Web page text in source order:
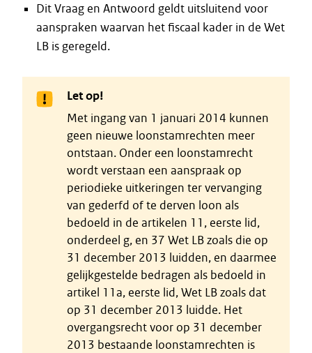
Dit Vraag en Antwoord geldt uitsluitend voor
aanspraken waarvan het fiscaal kader in de Wet
LB is geregeld.
Let op!
Met ingang van 1 januari 2014 kunnen
geen nieuwe loonstamrechten meer
ontstaan. Onder een loonstamrecht
wordt verstaan een aanspraak op
periodieke uitkeringen ter vervanging
van gederfd of te derven loon als
bedoeld in de artikelen 11, eerste lid,
onderdeel g, en 37 Wet LB zoals die op
31 december 2013 luidden, en daarmee
gelijkgestelde bedragen als bedoeld in
artikel 11a, eerste lid, Wet LB zoals dat
op 31 december 2013 luidde. Het
overgangsrecht voor op 31 december
2013 bestaande loonstamrechten is